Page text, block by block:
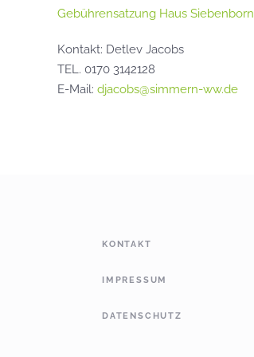
Gebührensatzung Haus Siebenborn
Kontakt: Detlev Jacobs
TEL. 0170 3142128
E-Mail: djacobs@simmern-ww.de
KONTAKT
IMPRESSUM
DATENSCHUTZ